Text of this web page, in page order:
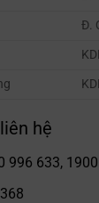
Đ.
hệ
996 633,